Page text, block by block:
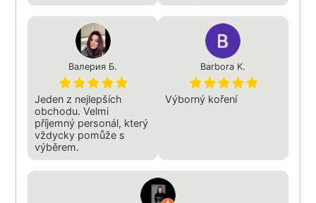
Валерия Б.
Jeden z nejlepších
obchodu. Velmi
příjemný personál, který
vždycky pomůže s
výběrem.
Barbora K.
Výborný koření